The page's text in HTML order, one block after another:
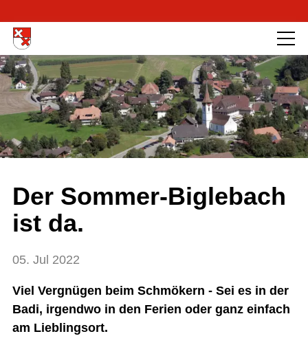
Der Sommer-Biglebach
ist da.
05. Jul 2022
Viel Vergnügen beim Schmökern - Sei es in der
Badi, irgendwo in den Ferien oder ganz einfach
am Lieblingsort.